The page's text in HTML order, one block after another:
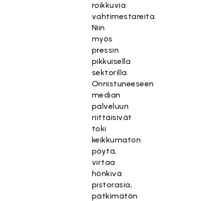
roikkuvia
vahtimestareita.
Niin
myös
pressin
pikkuisella
sektorilla.
Onnistuneeseen
median
palveluun
riittäisivät
toki
keikkumaton
pöytä,
virtaa
hönkivä
pistorasia,
pätkimätön